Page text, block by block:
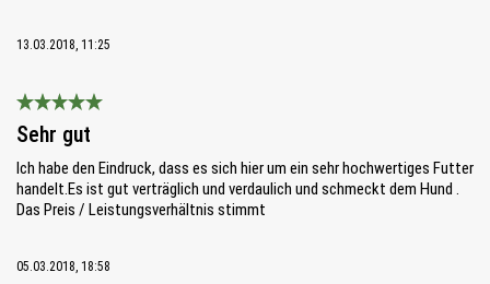
13.03.2018, 11:25
Bewertung mit 5 von 5 Sternen
Sehr gut
Ich habe den Eindruck, dass es sich hier um ein sehr hochwertiges Futter
handelt.Es ist gut verträglich und verdaulich und schmeckt dem Hund .
Das Preis / Leistungsverhältnis stimmt
05.03.2018, 18:58